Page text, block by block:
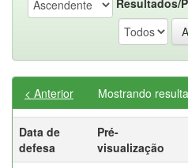
Mostrando
< Anterior
Data de
defesa
Pré-
visualização